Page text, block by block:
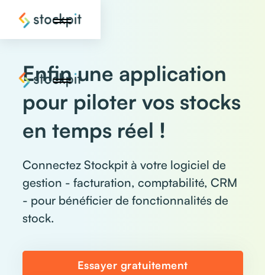
Enfin une application
pour piloter vos stocks
en temps réel !
Connectez Stockpit à votre logiciel de
gestion - facturation, comptabilité, CRM
- pour bénéficier de fonctionnalités de
stock.
Essayer gratuitement